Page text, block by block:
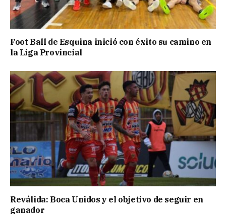
Foot Ball de Esquina inició con éxito su camino en
la Liga Provincial
Reválida: Boca Unidos y el objetivo de seguir en
ganador